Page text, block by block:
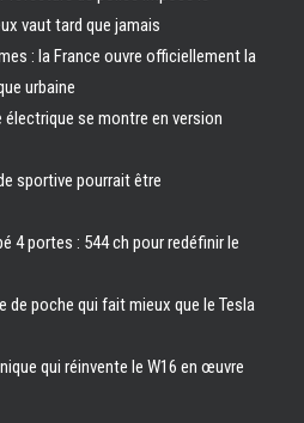
vaut tard que jamais
: la France ouvre officiellement la
urbaine
se montre en version
sportive pourrait être
4 portes : 544 ch pour redéfinir le
de poche qui fait mieux que le Tesla
qui réinvente le W16 en œuvre